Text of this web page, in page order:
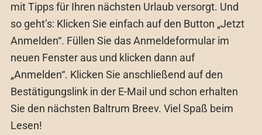
mit Tipps für Ihren nächsten Urlaub versorgt. Und
so geht’s: Klicken Sie einfach auf den Button „Jetzt
Anmelden“. Füllen Sie das Anmeldeformular im
neuen Fenster aus und klicken dann auf
„Anmelden“. Klicken Sie anschließend auf den
Bestätigungslink in der E-Mail und schon erhalten
Sie den nächsten Baltrum Breev. Viel Spaß beim
Lesen!